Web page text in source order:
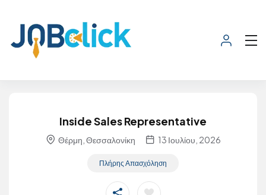
Inside Sales Representative
Θέρμη, Θεσσαλονίκη 13 Ιουλίου, 2026
Πλήρης Απασχόληση